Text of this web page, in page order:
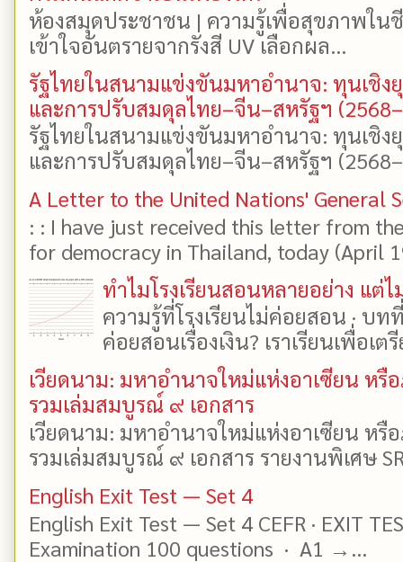
ห้องสมุดประชาชน | ความรู้เพื่อสุขภาพใน
เข้าใจอันตรายจากรังสี UV เลือกผล...
รัฐไทยในสนามแข่งขันมหาอำนาจ: ทุนเชิง
และการปรับสมดุลไทย–จีน–สหรัฐฯ
รัฐไทยในสนามแข่งขันมหาอำนาจ: ทุนเชิง
และการปรับสมดุลไทย–จีน–สหรัฐฯ
A Letter to the United Nations' General
: : I have just received this letter from
for democracy in Thailand, today (April
ทำไมโรงเรียนสอนหลายอย่าง แต่ไ
ความรู้ที่โรงเรียนไม่ค่อยสอน · บ
ค่อยสอนเรื่องเงิน? เราเรียนเพื่อเต
เวียดนาม: มหาอำนาจใหม่แห่งอาเซียน ห
รวมเล่มสมบูรณ์ ๙ เอกสาร
เวียดนาม: มหาอำนาจใหม่แห่งอาเซียน ห
รวมเล่มสมบูรณ์ ๙ เอกสาร รายงานพิเศษ
English Exit Test — Set 4
English Exit Test — Set 4 CEFR · EXIT
Examination 100 questions · A1 →...